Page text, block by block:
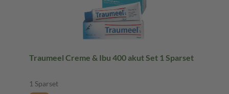
Traumeel Creme & Ibu 400 akut Set 1 Sparset
1 Sparset